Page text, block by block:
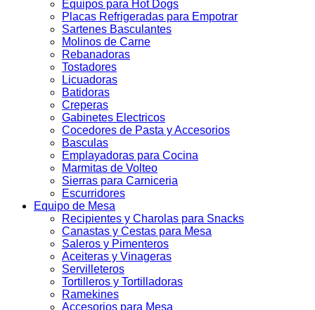
Equipos para Hot Dogs
Placas Refrigeradas para Empotrar
Sartenes Basculantes
Molinos de Carne
Rebanadoras
Tostadores
Licuadoras
Batidoras
Creperas
Gabinetes Electricos
Cocedores de Pasta y Accesorios
Basculas
Emplayadoras para Cocina
Marmitas de Volteo
Sierras para Carniceria
Escurridores
Equipo de Mesa
Recipientes y Charolas para Snacks
Canastas y Cestas para Mesa
Saleros y Pimenteros
Aceiteras y Vinageras
Servilleteros
Tortilleros y Tortilladoras
Ramekines
Accesorios para Mesa